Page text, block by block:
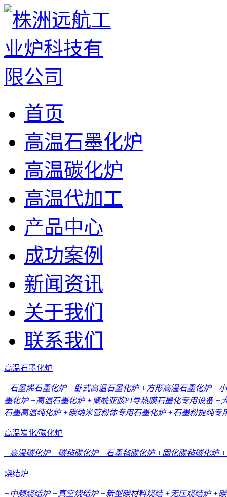
首页
高温石墨化炉
高温碳化炉
高温代加工
产品中心
成功案例
新闻资讯
关于我们
联系我们
高温石墨化炉
+石墨烯石墨化炉+卧式高温石墨化炉+方形高温石墨化炉+
墨化炉+高温石墨化炉+聚酰亚胺PI导热膜石墨化专用设备 +
石墨高温纯化炉+碳纳米管粉体专用石墨化炉+石墨粉提纯专
高温炭化/碳化炉
+高温碳化炉+碳毡碳化炉+石墨毡碳化炉+固化碳毡碳化炉
烧结炉
+中频烧结炉+真空烧结炉+新型碳材料烧结+无压烧结炉+